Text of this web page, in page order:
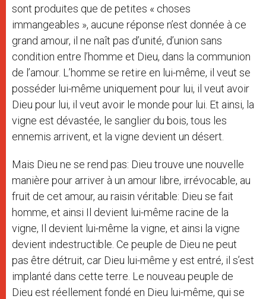
sont produites que de petites « choses
immangeables », aucune réponse n’est donnée à ce
grand amour, il ne naît pas d’unité, d’union sans
condition entre l’homme et Dieu, dans la communion
de l’amour. L’homme se retire en lui-même, il veut se
posséder lui-même uniquement pour lui, il veut avoir
Dieu pour lui, il veut avoir le monde pour lui. Et ainsi, la
vigne est dévastée, le sanglier du bois, tous les
ennemis arrivent, et la vigne devient un désert.
Mais Dieu ne se rend pas: Dieu trouve une nouvelle
manière pour arriver à un amour libre, irrévocable, au
fruit de cet amour, au raisin véritable: Dieu se fait
homme, et ainsi Il devient lui-même racine de la
vigne, Il devient lui-même la vigne, et ainsi la vigne
devient indestructible. Ce peuple de Dieu ne peut
pas être détruit, car Dieu lui-même y est entré, il s’est
implanté dans cette terre. Le nouveau peuple de
Dieu est réellement fondé en Dieu lui-même, qui se